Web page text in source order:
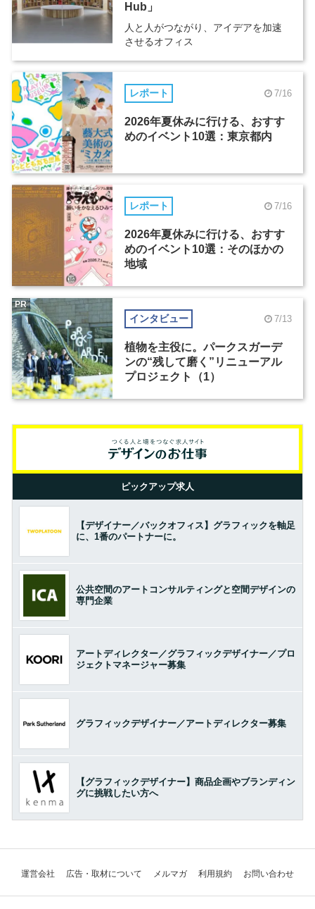
Hub」
人と人がつながり、アイデアを加速
させるオフィス
レポート 7/16
2026年夏休みに行ける、おすす
めのイベント10選：東京都内
レポート 7/16
2026年夏休みに行ける、おすす
めのイベント10選：そのほかの
地域
インタビュー 7/13
植物を主役に。パークスガーデ
ンの“残して磨く”リニューアル
プロジェクト（1）
PR
ピックアップ求人
【デザイナー／バックオフィス】グラフィックを軸足
に、1番のパートナーに。
公共空間のアートコンサルティングと空間デザインの
専門企業
アートディレクター／グラフィックデザイナー／プロ
ジェクトマネージャー募集
グラフィックデザイナー／アートディレクター募集
【グラフィックデザイナー】商品企画やブランディン
グに挑戦したい方へ
運営会社 広告・取材について メルマガ 利用規約 お問い合わせ